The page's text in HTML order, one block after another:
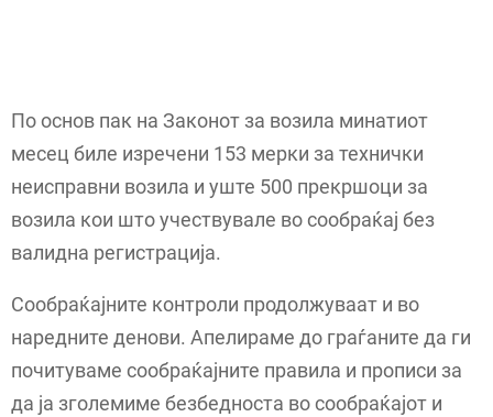
По основ пак на Законот за возила минатиот
месец биле изречени 153 мерки за технички
неисправни возила и уште 500 прекршоци за
возила кои што учествувале во сообраќај без
валидна регистрација.
Сообраќајните контроли продолжуваат и во
наредните денови. Апелираме до граѓаните да ги
почитуваме сообраќајните правила и прописи за
да ја зголемиме безбедноста во сообраќајот и